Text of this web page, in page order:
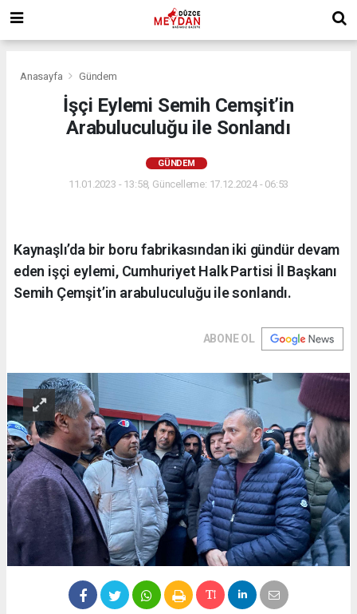
Anasayfa Gündem
İşçi Eylemi Semih Cemşit’in
Arabuluculuğu ile Sonlandı
GÜNDEM
11.01.2023 - 13:58, Güncelleme: 17.12.2024 - 06:53
Kaynaşlı’da bir boru fabrikasından iki gündür devam
eden işçi eylemi, Cumhuriyet Halk Partisi İl Başkanı
Semih Çemşit’in arabuluculuğu ile sonlandı.
ABONE OL